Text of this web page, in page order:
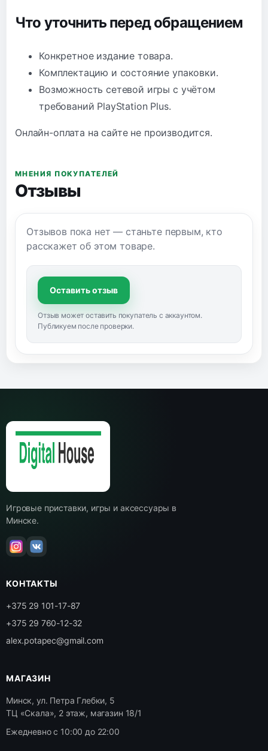
Что уточнить перед обращением
Конкретное издание товара.
Комплектацию и состояние упаковки.
Возможность сетевой игры с учётом
требований PlayStation Plus.
Онлайн-оплата на сайте не производится.
МНЕНИЯ ПОКУПАТЕЛЕЙ
Отзывы
Отзывов пока нет — станьте первым, кто
расскажет об этом товаре.
Оставить отзыв
Отзыв может оставить покупатель с аккаунтом.
Публикуем после проверки.
Игровые приставки, игры и аксессуары в
Минске.
КОНТАКТЫ
+375 29 101-17-87
+375 29 760-12-32
alex.potapec@gmail.com
МАГАЗИН
Минск, ул. Петра Глебки, 5
ТЦ «Скала», 2 этаж, магазин 18/1
Ежедневно с 10:00 до 22:00